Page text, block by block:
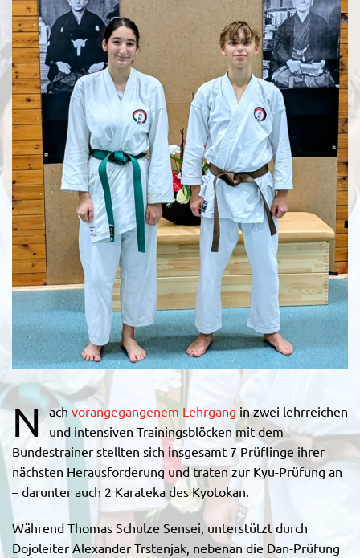
N ach vorangegangenem Lehrgang in zwei lehrreichen
und intensiven Trainingsblöcken mit dem
Bundestrainer stellten sich insgesamt 7 Prüflinge ihrer
nächsten Herausforderung und traten zur Kyu-Prüfung an
– darunter auch 2 Karateka des Kyotokan.
Während Thomas Schulze Sensei, unterstützt durch
Dojoleiter Alexander Trstenjak, nebenan die Dan-Prüfung